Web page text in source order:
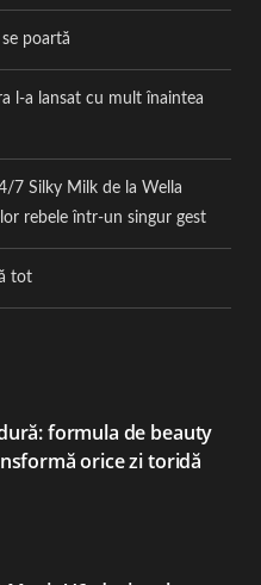
poartă
l-a lansat cu mult înaintea
7 Silky Milk de la Wella
rebele într-un singur gest
tot
formula de beauty
orice zi toridă